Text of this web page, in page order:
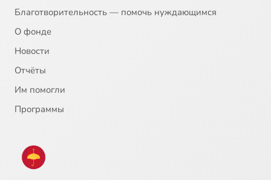
Благотворительность — помочь нуждающимся
О фонде
Новости
Отчёты
Им помогли
Программы